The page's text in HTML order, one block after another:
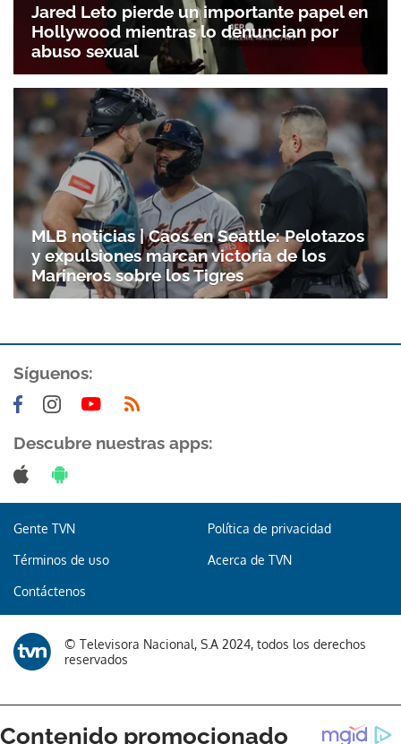
Gracias por suscribirte a nuestro boletín.
Jared Leto pierde un importante papel en
Hollywood mientras lo denuncian por
abuso sexual
MLB noticias | Caos en Seattle: Pelotazos
y expulsiones marcan victoria de los
Marineros sobre los Tigres
Síguenos:
Descubre nuestras apps:
Gente TVN Política de privacidad
Términos de uso Acerca de TVN
Contáctenos
© Televisora Nacional, S.A 2024, todos los derechos
reservados